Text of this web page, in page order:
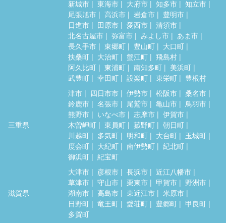
新城市
東海市 大府市 知多市
知立市
尾張旭市
高浜市 岩倉市
豊明市
日進市
田原市 愛西市
清須市
北名古屋市
弥富市 みよし市
あま市
長久手市
東郷町 豊山町
大口町
扶桑町
大治町 蟹江町
飛島村
阿久比町
東浦町 南知多町
美浜町
武豊町
幸田町 設楽町 東栄町 豊根村
三重県
津市 四日市市 伊勢市 松阪市
桑名市
鈴鹿市
名張市 尾鷲市 亀山市
鳥羽市
熊野市
いなべ市 志摩市
伊賀市
木曽岬町
東員町 菰野町
朝日町
川越町
多気町 明和町 大台町
玉城町
度会町
大紀町 南伊勢町
紀北町
御浜町
紀宝町
滋賀県
大津市 彦根市 長浜市
近江八幡市
草津市
守山市 栗東市 甲賀市
野洲市
湖南市
高島市 東近江市
米原市
日野町
竜王町 愛荘町 豊郷町
甲良町
多賀町